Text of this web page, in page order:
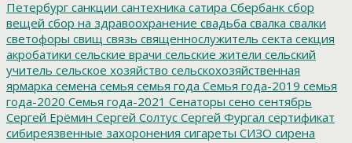
Петербург санкции сантехника сатира Сбербанк сбор
вещей сбор на здравоохранение свадьба свалка свалки
светофоры свищ связь священнослужитель секта секция
акробатики сельские врачи сельские жители сельский
учитель сельское хозяйство сельскохозяйственная
ярмарка семена семья семья года Семья года-2019 семья
года-2020 Семья года-2021 Сенаторы сено сентябрь
Сергей Ерёмин Сергей Солтус Сергей Фургал сертификат
сибиреязвенные захоронения сигареты СИЗО сирена